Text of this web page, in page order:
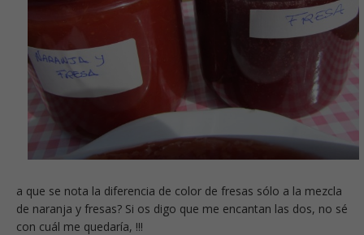
a que se nota la diferencia de color de fresas sólo a la mezcla
de naranja y fresas? Si os digo que me encantan las dos, no sé
con cuál me quedaría, !!!